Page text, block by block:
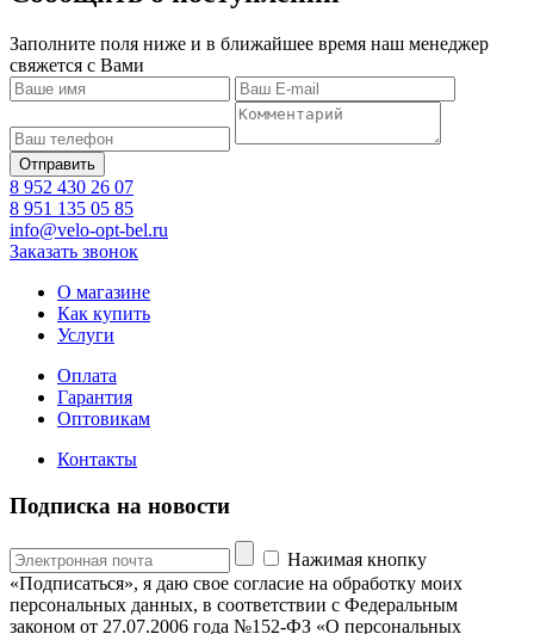
Заполните поля ниже и в ближайшее время наш менеджер
свяжется с Вами
8 952 430 26 07
8 951 135 05 85
info@velo-opt-bel.ru
Заказать звонок
О магазине
Как купить
Услуги
Оплата
Гарантия
Оптовикам
Контакты
Подписка на новости
Нажимая кнопку
«Подписаться», я даю свое согласие на обработку моих
персональных данных, в соответствии с Федеральным
законом от 27.07.2006 года №152-ФЗ «О персональных